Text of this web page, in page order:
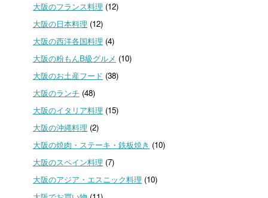
大阪のフランス料理 (12)
大阪の日本料理 (12)
大阪の西洋各国料理 (4)
大阪の粉もんB級グルメ (10)
大阪のお土産フード (38)
大阪のランチ (48)
大阪のイタリア料理 (15)
大阪の沖縄料理 (2)
大阪の焼肉・ステーキ・鉄板焼き (10)
大阪のスペイン料理 (7)
大阪のアジア・エスニック料理 (10)